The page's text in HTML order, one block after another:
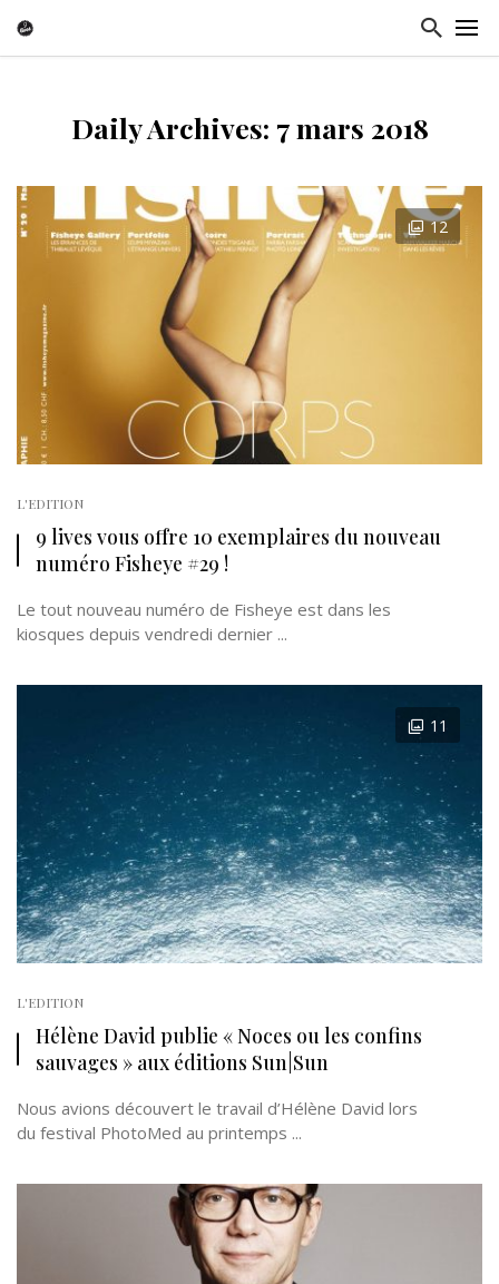
Daily Archives: 7 mars 2018
12
L'EDITION
9 lives vous offre 10 exemplaires du nouveau
numéro Fisheye #29 !
Le tout nouveau numéro de Fisheye est dans les
kiosques depuis vendredi dernier ...
11
L'EDITION
Hélène David publie « Noces ou les confins
sauvages » aux éditions Sun|Sun
Nous avions découvert le travail d’Hélène David lors
du festival PhotoMed au printemps ...